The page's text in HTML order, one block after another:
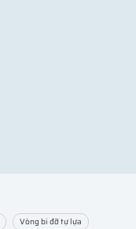
Vòng bi đỡ tự lựa